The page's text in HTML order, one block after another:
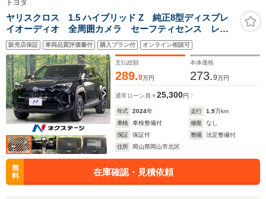
トヨタ
ヤリスクロス 1.5 ハイブリッド Z 純正8型ディスプレ
イオーディオ 全周囲カメラ セーフティセンス レー
ダークルーズ ブラインドスポットモニター 禁煙車
フルセグ ETC LEDヘッドライト ハーフレザーシー
ト シートヒーター
販売店保証 車両品質評価書付 購入プラン付 オンライン相談可
支払総額
289.9万円
本体価格
273.9万円
通常ローン 月々25,300円
年式 2024年 走行 1.9万km
車検
車検整備付 修復
なし
保証
保証付 整備
法定整備付
住所
岡山県岡山市北区
無
料
在庫確認・見積依頼